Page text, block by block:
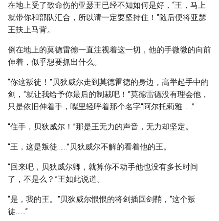
在地上受了致命伤的亚瑟王已经不知如何是好，“王，马上
就带你和部队汇合，所以请一定要坚持住！”随后便将亚瑟
王扶上马背。
倒在地上的莫德雷德一直注视着这一切，他的手微微的向前
伸着，似乎想要抓出什么。
“你这叛徒！”贝狄威尔走到莫德雷德的身边，高举起手中的
剑，“就让我给予你最后的制裁吧！”莫德雷德没有理会他，
只是依旧伸着手，嘴里轻呼着那个名字“阿尔托莉雅……”
“住手，贝狄威尔！”那是王无力的声音，无力却坚定。
“王，这是叛徒……”贝狄威尔不解的看着他的王。
“回来吧，贝狄威尔卿，就算你不动手他也没有多长时间
了，不是么？”王如此说道。
“是，我的王。”贝狄威尔恨恨的将剑插回剑鞘，“这个叛
徒……”